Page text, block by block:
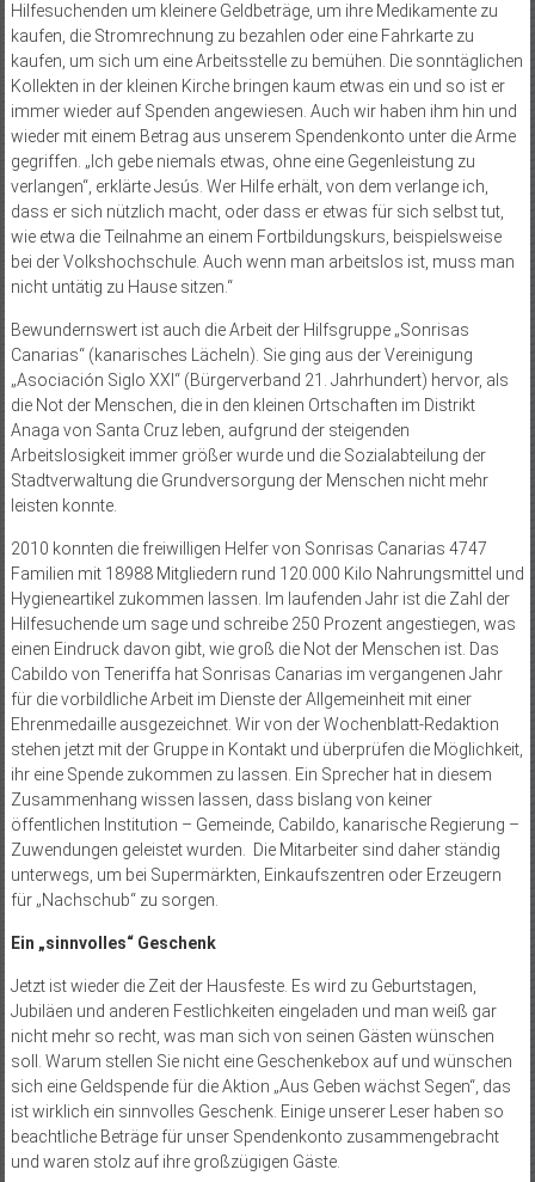
Hilfesuchenden um kleinere Geldbeträge, um ihre Medikamente zu
kaufen, die Stromrechnung zu bezahlen oder eine Fahrkarte zu
kaufen, um sich um eine Arbeitsstelle zu bemühen. Die sonntäglichen
Kollekten in der kleinen Kirche bringen kaum etwas ein und so ist er
immer wieder auf Spenden angewiesen. Auch wir haben ihm hin und
wieder mit einem Betrag aus unserem Spendenkonto unter die Arme
gegriffen. „Ich gebe niemals etwas, ohne eine Gegenleistung zu
verlangen“, erklärte Jesús. Wer Hilfe erhält, von dem verlange ich,
dass er sich nützlich macht, oder dass er etwas für sich selbst tut,
wie etwa die Teilnahme an einem Fortbildungskurs, beispielsweise
bei der Volkshochschule. Auch wenn man arbeitslos ist, muss man
nicht untätig zu Hause sitzen.“
Bewundernswert ist auch die Arbeit der Hilfsgruppe „Sonrisas
Canarias“ (kanarisches Lächeln). Sie ging aus der Vereinigung
„Asociación Siglo XXI“ (Bürgerverband 21. Jahrhundert) hervor, als
die Not der Menschen, die in den kleinen Ortschaften im Distrikt
Anaga von Santa Cruz leben, aufgrund der steigenden
Arbeitslosigkeit immer größer wurde und die Sozialabteilung der
Stadtverwaltung die Grundversorgung der Menschen nicht mehr
leisten konnte.
2010 konnten die freiwilligen Helfer von Sonrisas Canarias 4747
Familien mit 18988 Mitgliedern rund 120.000 Kilo Nahrungsmittel und
Hygieneartikel zukommen lassen. Im laufenden Jahr ist die Zahl der
Hilfesuchende um sage und schreibe 250 Prozent angestiegen, was
einen Eindruck davon gibt, wie groß die Not der Menschen ist. Das
Cabildo von Teneriffa hat Sonrisas Canarias im vergangenen Jahr
für die vorbildliche Arbeit im Dienste der Allgemeinheit mit einer
Ehrenmedaille ausgezeichnet. Wir von der Wochenblatt-Redaktion
stehen jetzt mit der Gruppe in Kontakt und überprüfen die Möglichkeit,
ihr eine Spende zukommen zu lassen. Ein Sprecher hat in diesem
Zusammenhang wissen lassen, dass bislang von keiner
öffentlichen Institution – Gemeinde, Cabildo, kanarische Regierung –
Zuwendungen geleistet wurden. Die Mitarbeiter sind daher ständig
unterwegs, um bei Supermärkten, Einkaufszentren oder Erzeugern
für „Nachschub“ zu sorgen.
Ein „sinnvolles“ Geschenk
Jetzt ist wieder die Zeit der Hausfeste. Es wird zu Geburtstagen,
Jubiläen und anderen Festlichkeiten eingeladen und man weiß gar
nicht mehr so recht, was man sich von seinen Gästen wünschen
soll. Warum stellen Sie nicht eine Geschenkebox auf und wünschen
sich eine Geldspende für die Aktion „Aus Geben wächst Segen“, das
ist wirklich ein sinnvolles Geschenk. Einige unserer Leser haben so
beachtliche Beträge für unser Spendenkonto zusammengebracht
und waren stolz auf ihre großzügigen Gäste.